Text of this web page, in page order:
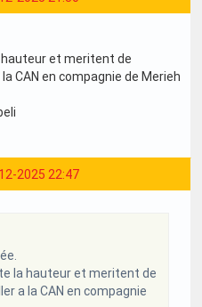
hauteur et meritent de
CAN en compagnie de Merieh
2025 22:47
la hauteur et meritent de
a la CAN en compagnie